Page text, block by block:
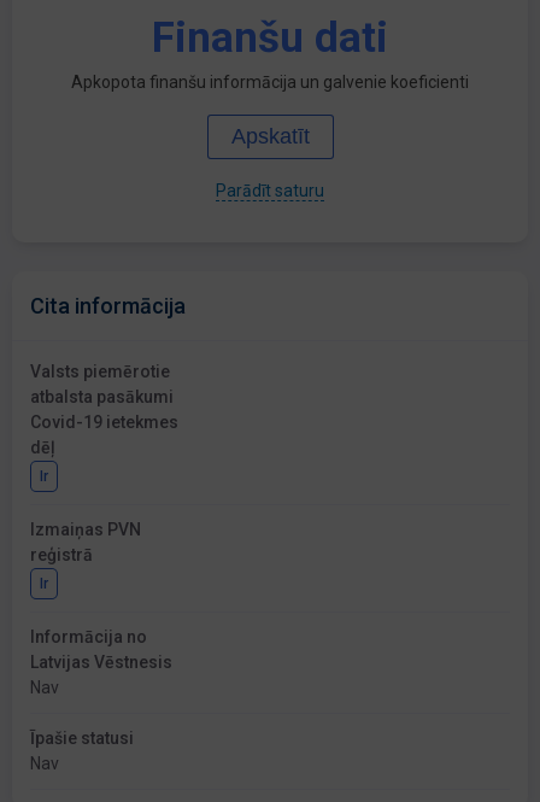
Finanšu dati
Apkopota finanšu informācija un galvenie koeficienti
Apskatīt
Parādīt saturu
Cita informācija
Valsts piemērotie
atbalsta pasākumi
Covid-19 ietekmes
dēļ
Ir
Izmaiņas PVN
reģistrā
Ir
Informācija no
Latvijas Vēstnesis
Nav
Īpašie statusi
Nav